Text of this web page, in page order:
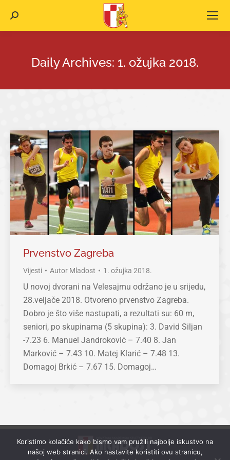
Search:
Daily Archives: 1. ožujka 2018.
Prvenstvo Zagreba
Vijesti Autor Mladost 1. ožujka 2018.
U novoj dvorani na Velesajmu održano je u srijedu,
28.veljače 2018. Otvoreno prvenstvo Zagreba.
Dobro je što više nastupati, a rezultati su: 60 m,
seniori, po skupinama (5 skupina): 3. David Siljan
-7.23 6. Manuel Jandroković – 7.40 8. Jan
Marković – 7.43 10. Matej Klarić – 7.48 13.
Domagoj Brkić – 7.67 15. Domagoj…
Koristimo kolačiće kako bismo vam pružili najbolje iskustvo na
našoj web stranici. Ako nastavite koristiti ovu stranicu,